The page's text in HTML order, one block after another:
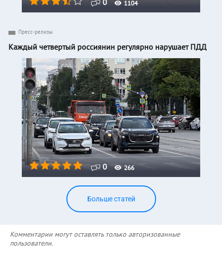
1104
0 266
Пресс-релизы
Каждый четвертый россиянин регулярно нарушает ПДД
Больше статей
Комментарии могут оставлять только авторизованные
пользователи.